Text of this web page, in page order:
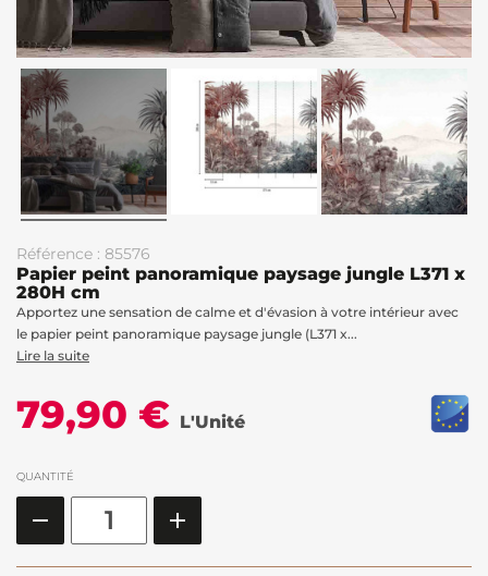
Référence : 85576
Papier peint panoramique paysage jungle L371 x
280H cm
Apportez une sensation de calme et d'évasion à votre intérieur avec
le papier peint panoramique paysage jungle (L371 x...
Lire la suite
79,90 € L'Unité
QUANTITÉ